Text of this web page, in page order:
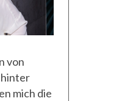
31. Oktober 2013
von
hinter
mich die